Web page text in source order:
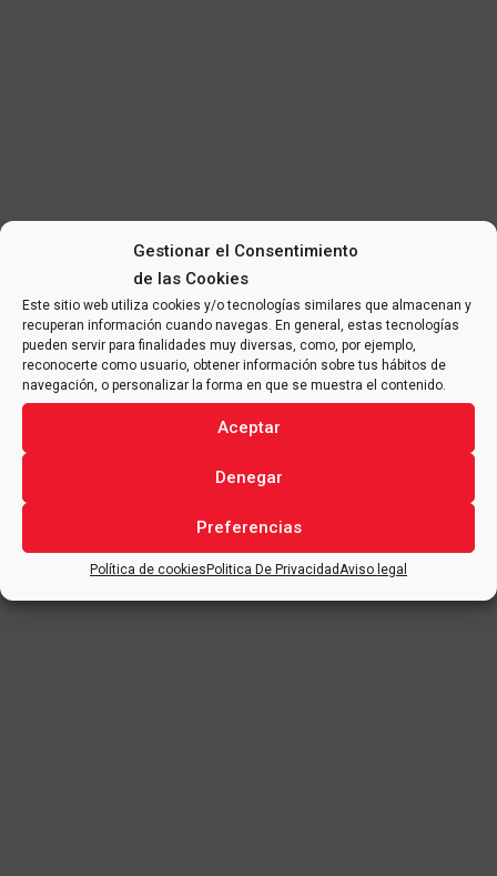
Gestionar el Consentimiento
de las Cookies
Este sitio web utiliza cookies y/o tecnologías similares que almacenan y
recuperan información cuando navegas. En general, estas tecnologías
pueden servir para finalidades muy diversas, como, por ejemplo,
reconocerte como usuario, obtener información sobre tus hábitos de
navegación, o personalizar la forma en que se muestra el contenido.
Aceptar
Denegar
Preferencias
Política de cookiesPolitica De Privacidad Aviso legal